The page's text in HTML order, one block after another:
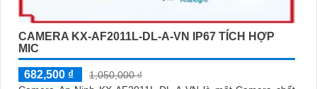
CAMERA KX-AF2011L-DL-A-VN IP67 TÍCH HỢP
MIC
682,500 ₫
1,050,000 ₫